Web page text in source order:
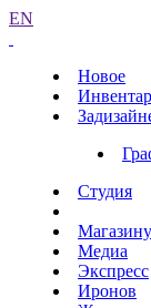
EN
Новое
Студия
Медиа
Экспресс
Иронов